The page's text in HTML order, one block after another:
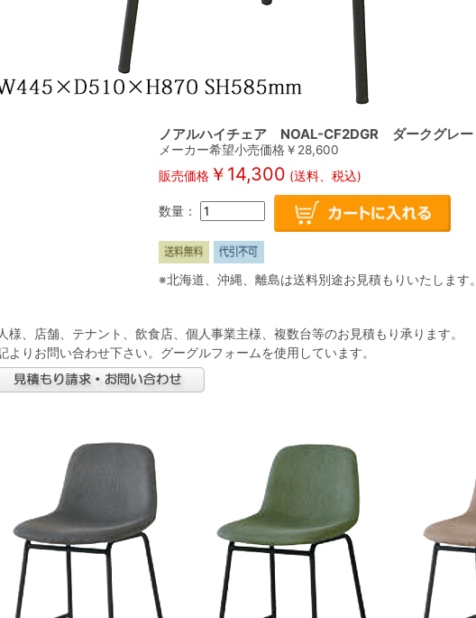
ノアルハイチェア NOAL-CF2DGR ダークグレー
メーカー希望小売価格￥ 28,600
販売価格￥ 14,300 (送料、税込)
数量：
※北海道、沖縄、離島は送料別途お見積もりいたします。
様、店舗、テナント、飲食店、個人事業主様、複数台等のお見積もり承ります。
よりお問い合わせ下さい。グーグルフォームを使用しています。